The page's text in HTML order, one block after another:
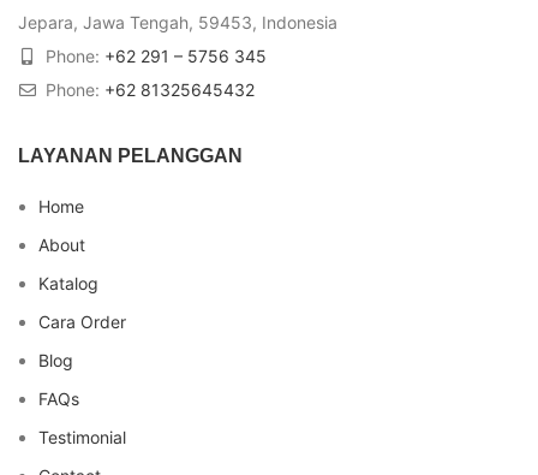
Jepara, Jawa Tengah, 59453, Indonesia
Phone: +62 291 – 5756 345
Phone: +62 81325645432
LAYANAN PELANGGAN
Home
About
Katalog
Cara Order
Blog
FAQs
Testimonial